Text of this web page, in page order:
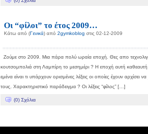
Οι “φίλοι” το έτος 2009…
Κάτω από (Γενικά) από 2gymkoblog στις 02-12-2009
Ζούμε στο 2009. Μια πάρα πολύ ωραία εποχή. Θες απο
κουτσομπολιά στη Λαμπίρη το μεσημέρι ? Η εποχή αυτή
εμένα είναι τι υπάρχουν ορισμένες λέξεις οι οποίες έχουν
τους. Χαρακτηριστικό παράδειγμα ? Οι λέξεις “φίλος” […]
(0) Σχόλια